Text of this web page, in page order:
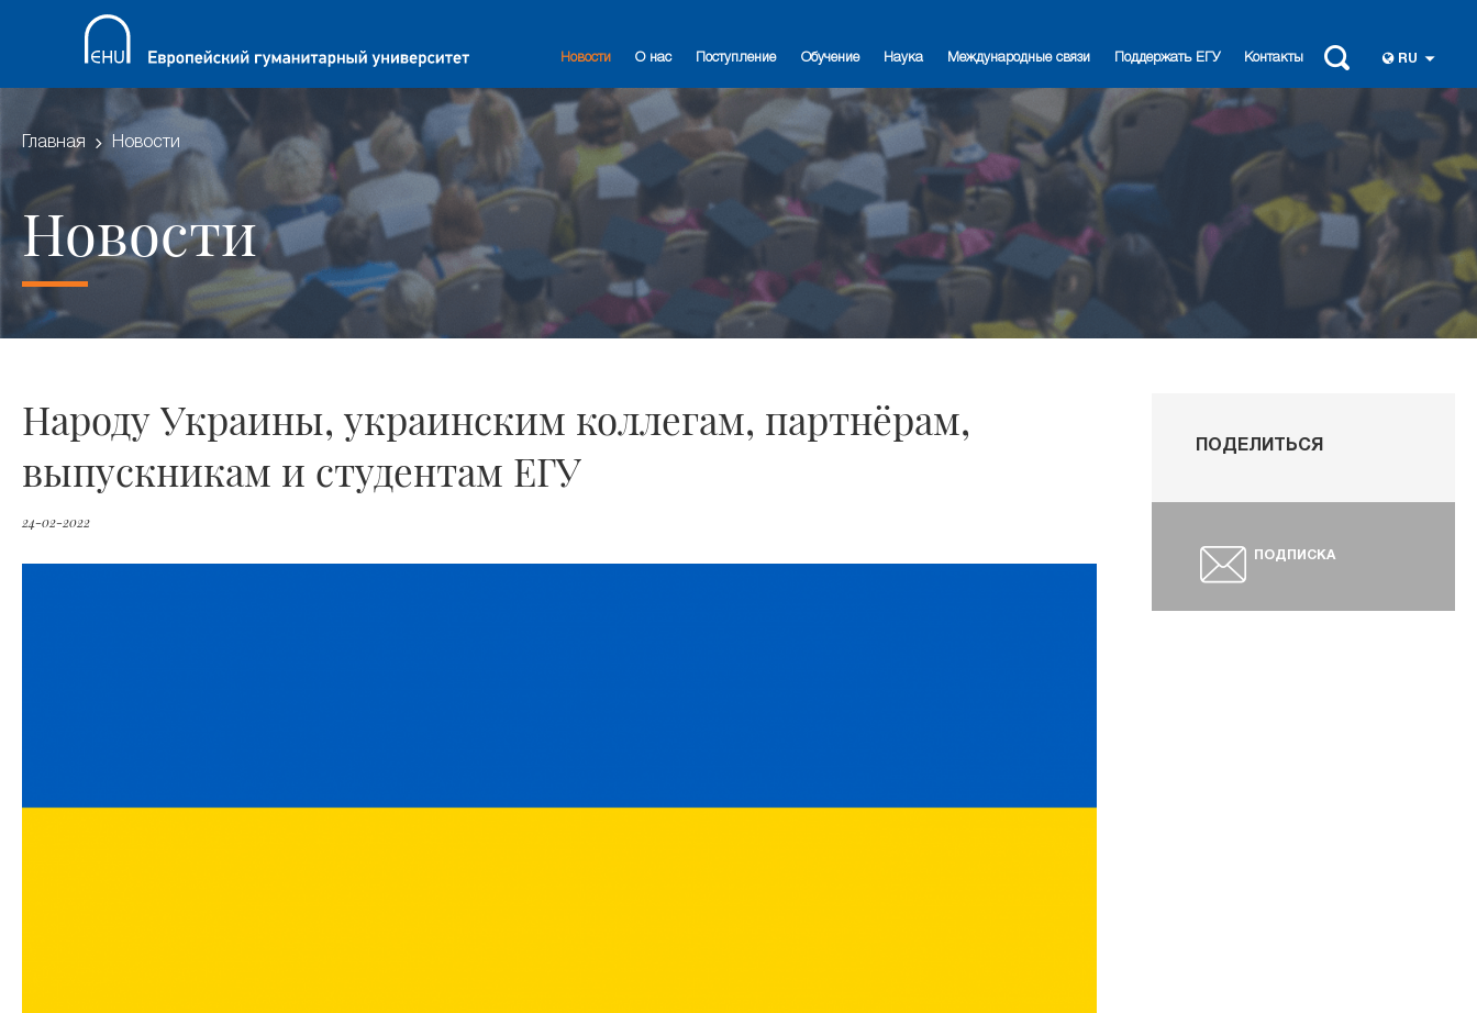
Новости О нас Поступление Обучение Наука Международные связи Поддержать ЕГУ Контакты RU
Главная Новости
Новости
Народу Украины, украинским коллегам, партнёрам,
выпускникам и студентам ЕГУ
24-02-2022
ПОДЕЛИТЬСЯ
ПОДПИСКА